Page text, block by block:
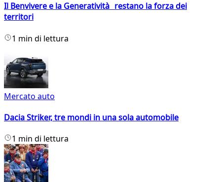
Il Benvivere e la Generatività restano la forza dei
territori
1 min di lettura
Mercato auto
Dacia Striker, tre mondi in una sola automobile
1 min di lettura